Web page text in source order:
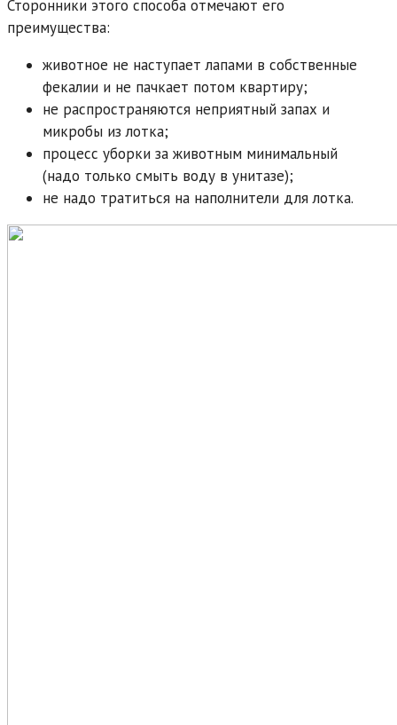
Сторонники этого способа отмечают его
преимущества:
животное не наступает лапами в собственные
фекалии и не пачкает потом квартиру;
не распространяются неприятный запах и
микробы из лотка;
процесс уборки за животным минимальный
(надо только смыть воду в унитазе);
не надо тратиться на наполнители для лотка.